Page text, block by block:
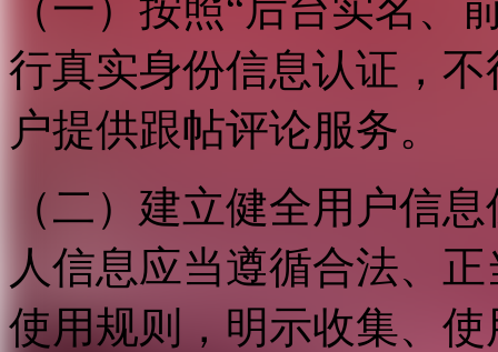
行真实身份信息认证，
户提供跟帖评论服务。
（二）建立健全用户信
人信息应当遵循合法、
使用规则，明示收集、